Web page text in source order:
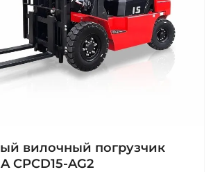
вилочный погрузчик
CPCD15-AG2